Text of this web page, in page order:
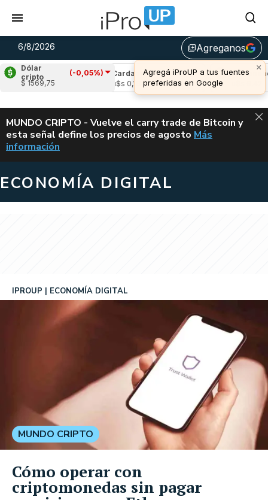
6/8/2026 library_addAgreganos
×
Agregá iProUP a tus fuentes
preferidas en Google
Dólar
cripto
(-0,05%)
$ 1569,75
(-1,25%)
Cardano
(-1,99%)
u$s 0,19
Avalanche
u$s 6,42
ALERTA
MUNDO CRIPTO - Vuelve el carry trade de Bitcoin y
esta señal define los precios de agosto VUELVE EL
Más
información
ECONOMÍA DIGITAL
IPROUP ECONOMÍA DIGITAL
MUNDO CRIPTO
Cómo operar con
criptomonedas sin pagar